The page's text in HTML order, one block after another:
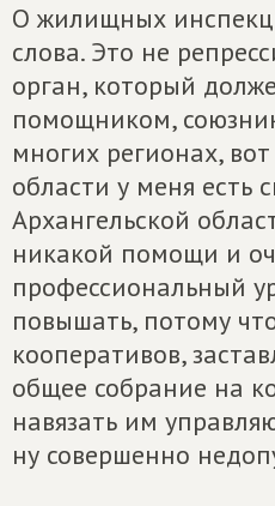
О жилищных
слова. Это не
орган, который
помощником,
многих регионах,
области у меня есть
Архангельской
никакой помощи и
профессиональный
повышать, потому
кооперативов,
общее собрание на
навязать им
ну совершенно